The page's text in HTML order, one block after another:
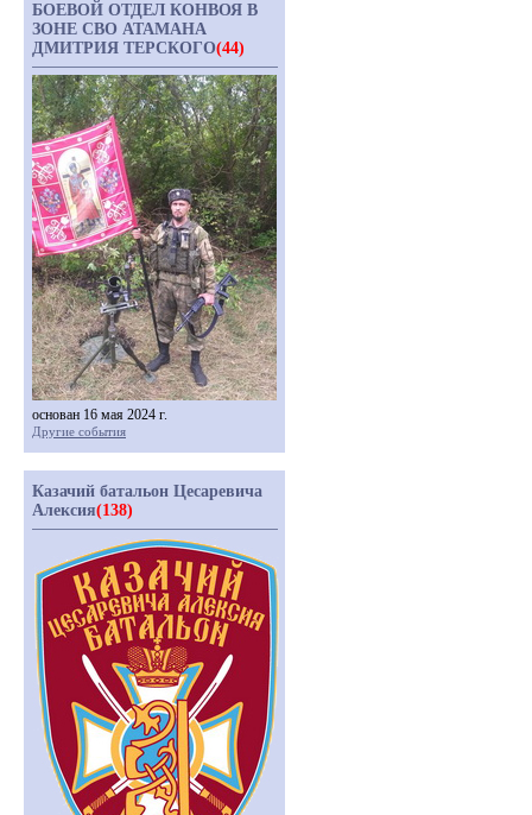
БОЕВОЙ ОТДЕЛ КОНВОЯ В
ЗОНЕ СВО АТАМАНА
ДМИТРИЯ ТЕРСКОГО(44)
основан 16 мая 2024 г.
Другие события
Казачий батальон Цесаревича
Алексия(138)